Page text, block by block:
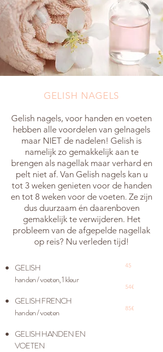
GELISH NAGELS
Gelish nagels, voor handen en voeten
hebben alle voordelen van gelnagels
maar NIET de nadelen! Gelish is
namelijk zo gemakkelijk aan te
brengen als nagellak maar verhard en
pelt niet af. Van Gelish nagels kan u
tot 3 weken genieten voor de handen
en tot 8 weken voor de voeten. Ze zijn
dus duurzaam én daarenboven
gemakkelijk te verwijderen. Het
probleem van de afgepelde nagellak
op reis? Nu verleden tijd!
GELISH
handen / voeten, 1 kleur
GELISH FRENCH
handen / voeten
GELISH HANDEN EN
VOETEN
45
54€
85€